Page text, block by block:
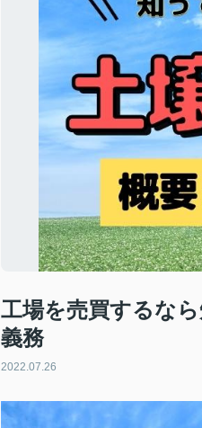
工場を売買するな
義務
2022.07.26